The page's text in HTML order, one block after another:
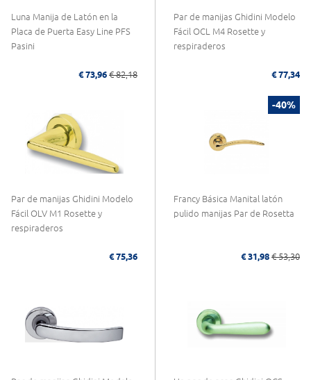
Luna Manija de Latón en la
Placa de Puerta Easy Line PFS
Pasini
€ 73,96 € 82,18
Par de manijas Ghidini Modelo
Fácil OCL M4 Rosette y
respiraderos
€ 77,34
Par de manijas Ghidini Modelo
Fácil OLV M1 Rosette y
respiraderos
€ 75,36
-40%
Francy Básica Manital latón
pulido manijas Par de Rosetta
€ 31,98 € 53,30